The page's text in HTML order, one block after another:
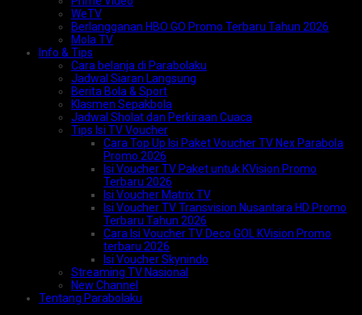
WeTV
Berlangganan HBO GO Promo Terbaru Tahun 2026
Mola TV
Info & Tips
Cara belanja di Parabolaku
Jadwal Siaran Langsung
Berita Bola & Sport
Klasmen Sepakbola
Jadwal Sholat dan Perkiraan Cuaca
Tips Isi TV Voucher
Cara Top Up Isi Paket Voucher TV Nex Parabola
Promo 2026
Isi Voucher TV Paket untuk KVision Promo
Terbaru 2026
Isi Voucher Matrix TV
Isi Voucher TV Transvision Nusantara HD Promo
Terbaru Tahun 2026
Cara Isi Voucher TV Deco GOL KVision Promo
terbaru 2026
Isi Voucher Skynindo
Streaming TV Nasional
New Channel
Tentang Parabolaku